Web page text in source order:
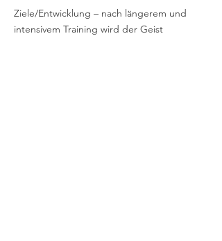
Ziele/Entwicklung – nach längerem und
intensivem Training wird der Geist